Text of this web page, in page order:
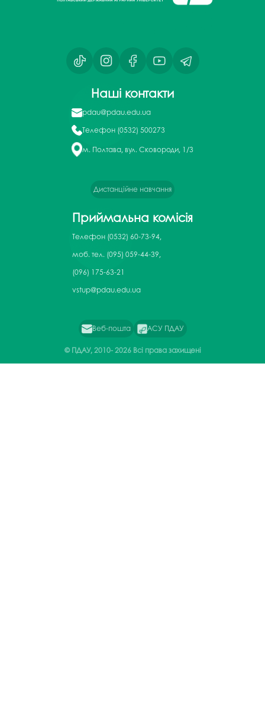
Наші контакти
pdau@pdau.edu.ua
Телефон (0532) 500273
м. Полтава, вул. Сковороди, 1/3
Дистанційне навчання
Приймальна комісія
Телефон (0532) 60-73-94,
моб. тел. (095) 059-44-39,
(096) 175-63-21
vstup@pdau.edu.ua
Веб-пошта АСУ ПДАУ
© ПДАУ, 2010-2026 Всі права захищені